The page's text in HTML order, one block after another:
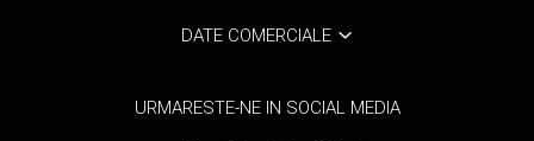
DATE COMERCIALE
URMARESTE-NE IN SOCIAL MEDIA